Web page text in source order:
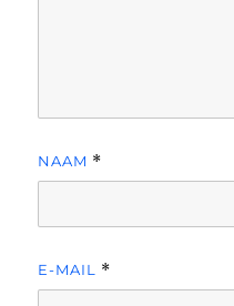
NAAM *
E-MAIL *